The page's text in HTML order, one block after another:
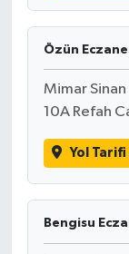
Özün
Mimar
10A Refah
Yol Tarifi
Bengisu